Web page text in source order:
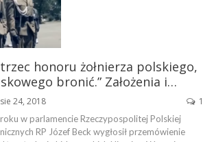
honoru żołnierza polskiego,
bronić.” Założenia i…
sie 24, 2018 1
w parlamencie Rzeczypospolitej Polskiej
RP Józef Beck wygłosił przemówienie